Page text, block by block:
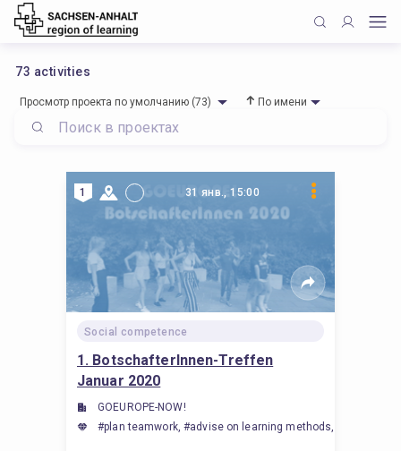
73 activities
Просмотр проекта по умолчанию (73) По имени
1 31 янв., 15:00
Social competence
1. BotschafterInnen-Treffen
Januar 2020
GOEUROPE-NOW!
#plan teamwork, #advise on learning methods,